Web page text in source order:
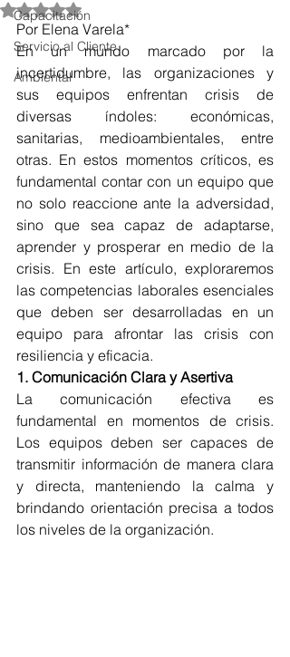
Capacitación
Servicio al Cliente
Ambiental
Obtuvo NaN de 5 estrellas.
Por Elena Varela*
En un mundo marcado por la
incertidumbre, las organizaciones y
sus equipos enfrentan crisis de
diversas índoles: económicas,
sanitarias, medioambientales, entre
otras. En estos momentos críticos, es
fundamental contar con un equipo que
no solo reaccione ante la adversidad,
sino que sea capaz de adaptarse,
aprender y prosperar en medio de la
crisis. En este artículo, exploraremos
las competencias laborales esenciales
que deben ser desarrolladas en un
equipo para afrontar las crisis con
resiliencia y eficacia.
1. Comunicación Clara y Asertiva
La comunicación efectiva es
fundamental en momentos de crisis.
Los equipos deben ser capaces de
transmitir información de manera clara
y directa, manteniendo la calma y
brindando orientación precisa a todos
los niveles de la organización.